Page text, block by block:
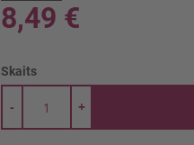
8,49 €
Skaits
+
-